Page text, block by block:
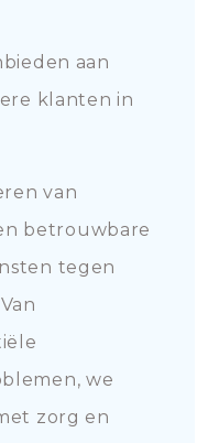
aan
klanten in
van
betrouwbare
tegen
we
zorg en